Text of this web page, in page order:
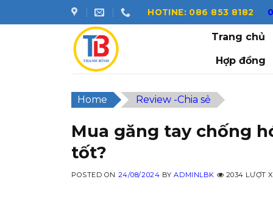
to
HOTINE: 086 853 8182
Trang chủ
Hợp đồng
Home Review -Chia sẻ
Mua găng tay chống
tốt?
POSTED ON 24/08/2024 BYADMINLBK 2034 LƯỢT